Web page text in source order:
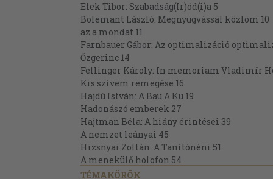
Elek Tibor: Szabadság(Ir)ód(i)a 5
Bolemant László: Megnyugvással közlöm 10
az a mondat 11
Farnbauer Gábor: Az optimalizáció
Őzgerinc 14
Fellinger Károly: In memoriam Vladimír
Kis szívem remegése 16
Hajdú István: A Bau A Ku 19
Hadonászó emberek 27
Hajtman Béla: A hiány érintései 39
A nemzet leányai 45
Hizsnyai Zoltán: A Tanítónéni 51
A menekülő holofon 54
Hodossy Gyula: Ünnep, gyilkossággal 56
TÉMAKÖRÖK